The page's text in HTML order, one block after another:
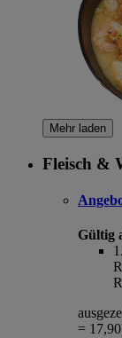
Mehr laden
Fleisch &
Gültig
=